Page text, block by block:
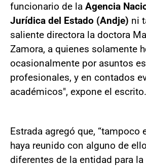
funcionario de la Agencia
Jurídica del Estado (Andje) ni
saliente directora la doctora
Zamora, a quienes solamente
ocasionalmente por asuntos
profesionales, y en contados
académicos", expone el escrito.
Estrada agregó que, “tampoco
haya reunido con alguno de
diferentes de la entidad para la